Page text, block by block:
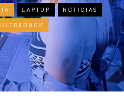
IA LAPTOP NOTICIAS
ULTRABOOK